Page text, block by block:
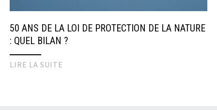
50 ANS DE LA LOI DE PROTECTION DE LA NATURE
: QUEL BILAN ?
LIRE LA SUITE